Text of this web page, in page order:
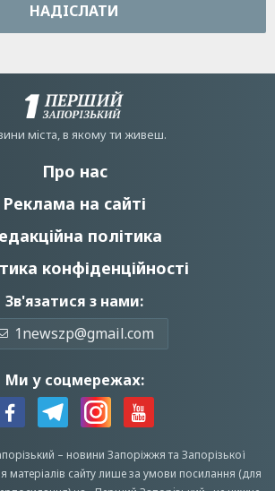
НАДIСЛАТИ
мiста, в якому ти живеш.
Про нас
Реклама на сайті
політика
конфіденційності
Зв'язатися з нами:
1newszp@gmail.com
Ми у соцмережах:
– новини Запоріжжята Запорізької
матеріалів сайту лише за умови посилання (для